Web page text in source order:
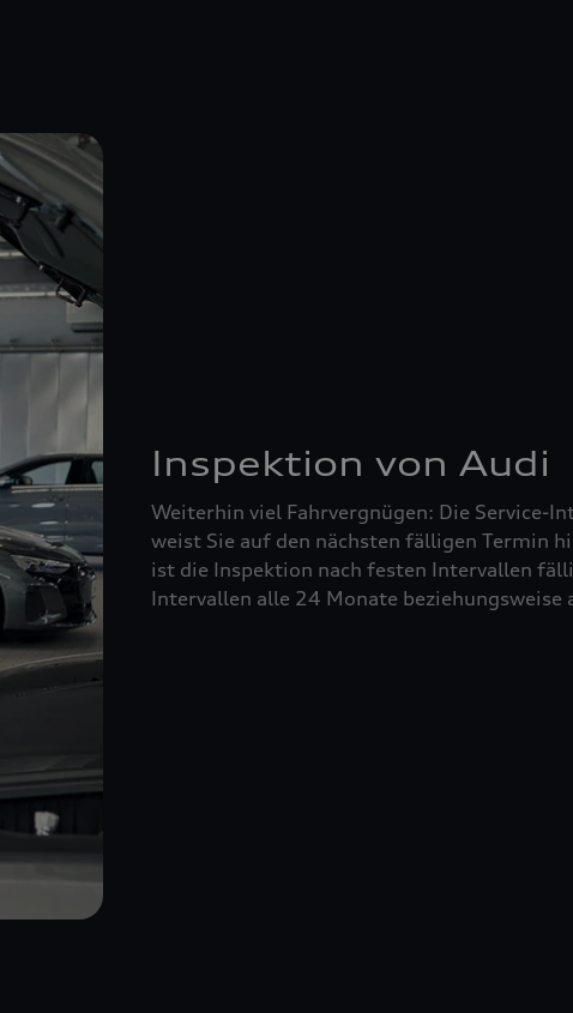
Inspektion von Audi
Weiterhin viel Fahrvergnügen: Die Service-
weist Sie auf den nächsten fälligen Termin
ist die Inspektion nach festen Intervallen
Intervallen alle 24 Monate